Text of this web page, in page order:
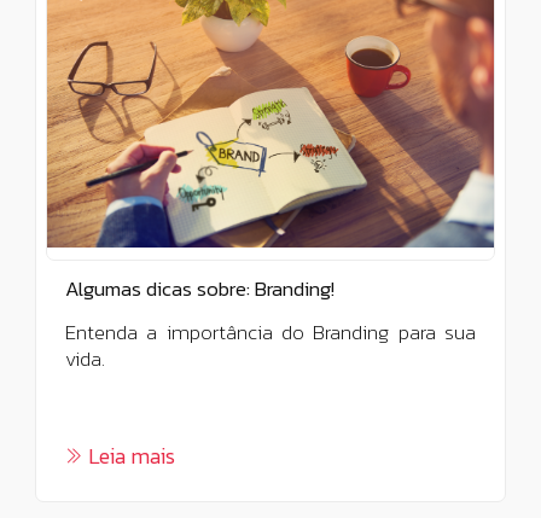
Algumas dicas sobre: Branding!
Entenda a importância do Branding para sua
vida.
Leia mais